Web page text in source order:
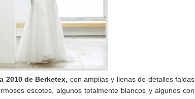
2010 de Berketex, con amplias y llenas de detalles faldas
escotes, algunos totalmente blancos y algunos con